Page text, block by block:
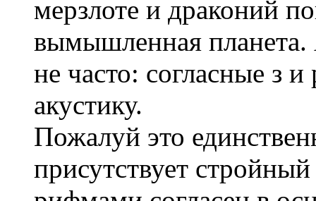
мерзлоте и драконий
вымышленная планета.
не часто: согласные з
акустику.
Пожалуй это
присутствует